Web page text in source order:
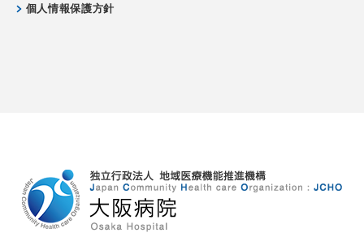
個人情報保護方針